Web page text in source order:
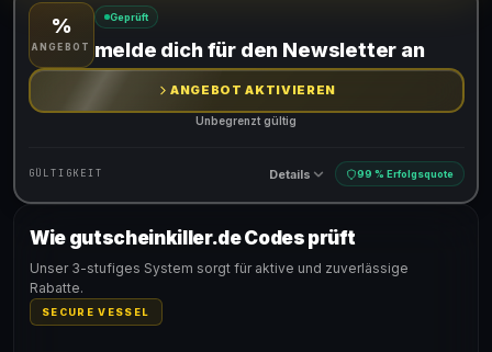
Gültig für teilnehmende Produkte
%
ANGEBOT
Geprüft
melde dich für den Newsletter an
ANGEBOT AKTIVIEREN
Unbegrenzt gültig
GÜLTIGKEIT Details 99 % Erfolgsquote
Gültig für teilnehmende Produkte
Wie gutscheinkiller.de Codes prüft
Unser 3-stufiges System sorgt für aktive und zuverlässige
Rabatte.
SECURE VESSEL